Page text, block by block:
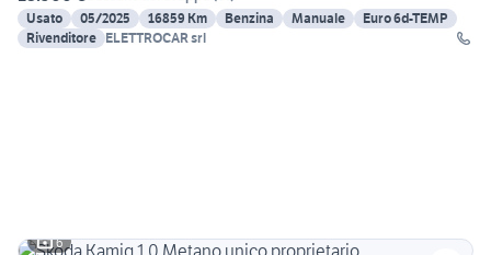
Usato
05/2025 16859 Km Benzina Manuale
Euro 6d-TEMP
Rivenditore ELETTROCAR srl
6